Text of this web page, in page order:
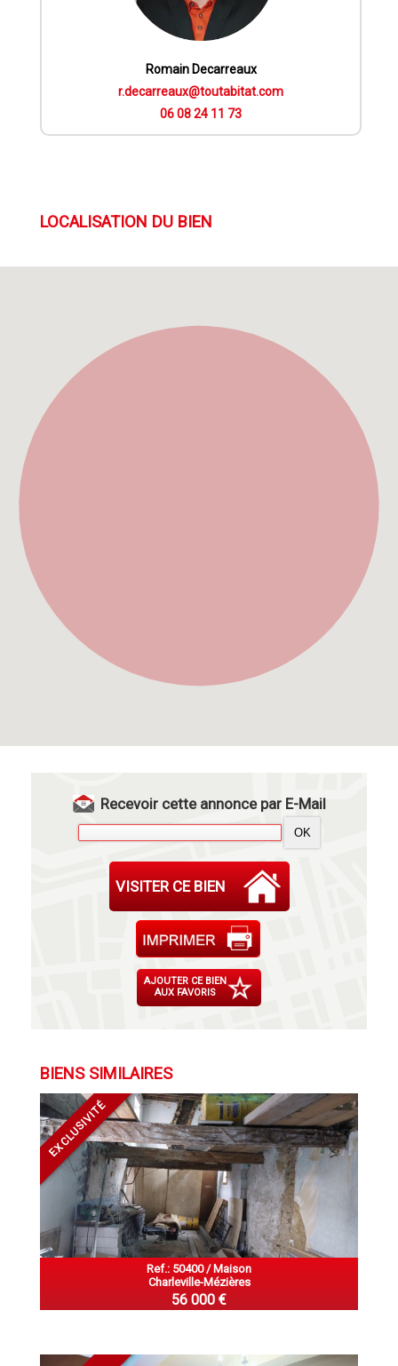
Recevoir cette annonce par E-Mail
VISITER CE BIEN
AJOUTER CE BIEN
AUX FAVORIS
Romain Decarreaux
r.decarreaux@toutabitat.com
06 08 24 11 73
LOCALISATION DU BIEN
BIENS SIMILAIRES
EXCLUSIVITÉ
Ref.: 50400 / Maison
Charleville-Mézières
56 000 €